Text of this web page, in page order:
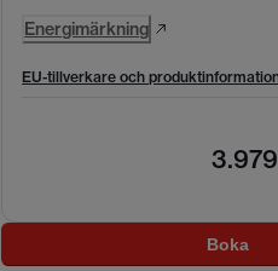
Energimärkning
EU-tillverkare och
Boka